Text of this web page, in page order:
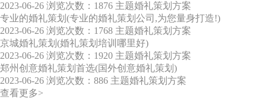
2023-06-26 浏览次数：1876 主题婚礼策划方案
专业的婚礼策划(专业的婚礼策划公司,为您量身打造!)
2023-06-26 浏览次数：1768 主题婚礼策划方案
京城婚礼策划(婚礼策划培训哪里好)
2023-06-26 浏览次数：1920 主题婚礼策划方案
郑州创意婚礼策划首选(国外创意婚礼策划)
2023-06-26 浏览次数：886 主题婚礼策划方案
查看更多>